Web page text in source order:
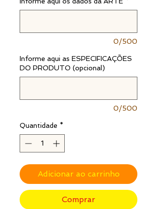
0/500
Informe aqui as ESPECIFICAÇÕES
DO PRODUTO (opcional)
0/500
Quantidade *
Adicionar ao carrinho
Comprar